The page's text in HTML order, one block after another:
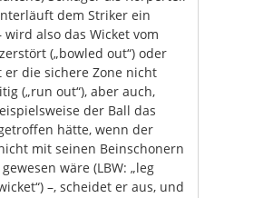
dem Striker ein
wird also das Wicket vom
(„bowled out“) oder
er die sichere Zone nicht
(„run out“), aber auch,
der Ball das
hätte, wenn der
mit seinen Beinschonern
wäre (LBW: „leg
–, scheidet er aus, und